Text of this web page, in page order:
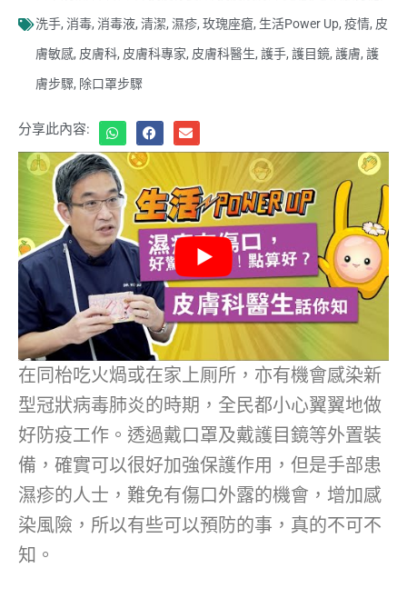
洗手, 消毒, 消毒液, 清潔, 濕疹, 玫瑰座瘡, 生活Power Up, 疫情, 皮
膚敏感, 皮膚科, 皮膚科專家, 皮膚科醫生, 護手, 護目鏡, 護膚, 護
膚步驟, 除口罩步驟
分享此內容:
在同枱吃火煱或在家上厠所，亦有機會感染新
型冠狀病毒肺炎的時期，全民都小心翼翼地做
好防疫工作。透過戴口罩及戴護目鏡等外置裝
備，確實可以很好加強保護作用，但是手部患
濕疹的人士，難免有傷口外露的機會，增加感
染風險，所以有些可以預防的事，真的不可不
知。